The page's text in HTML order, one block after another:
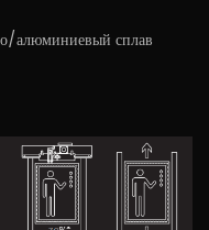
алюминиевый сплав